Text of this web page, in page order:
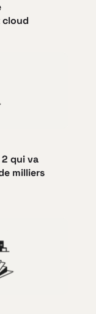
2 qui va
milliers